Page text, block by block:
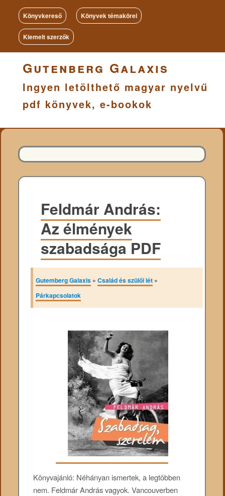
Könyvkereső Könyvek témakörei
Kiemelt szerzők
Gutenberg Galaxis
Ingyen letölthető magyar nyelvű
pdf könyvek, e-bookok
Feldmár András:
Az élmények
szabadsága PDF
Gutemberg Galaxis »Család és szülői lét »
Párkapcsolatok
Könyvajánló: Néhányan ismertek, a legtöbben
nem. Feldmár András vagyok. Vancouverben